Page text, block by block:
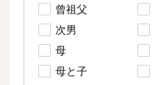
曾祖父
次男
母
母と子